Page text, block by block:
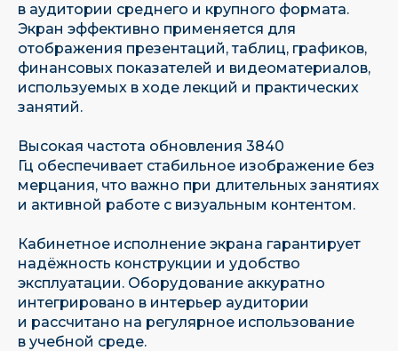
в аудитории среднего и крупного формата.
Экран эффективно применяется для
отображения презентаций, таблиц, графиков,
финансовых показателей и видеоматериалов,
используемых в ходе лекций и практических
занятий.
Высокая частота обновления 3840
Гц обеспечивает стабильное изображение без
мерцания, что важно при длительных занятиях
и активной работе с визуальным контентом.
Кабинетное исполнение экрана гарантирует
надёжность конструкции и удобство
эксплуатации. Оборудование аккуратно
интегрировано в интерьер аудитории
и рассчитано на регулярное использование
в учебной среде.